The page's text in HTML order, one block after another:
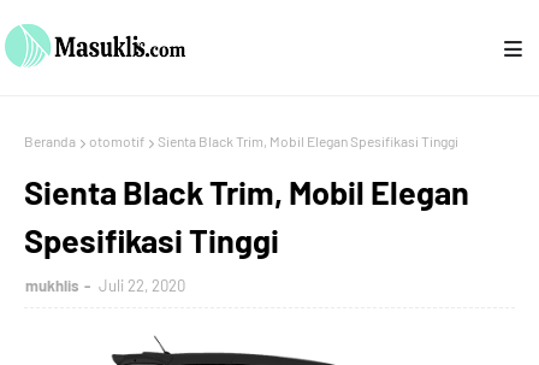
Beranda otomotif Sienta Black Trim, Mobil Elegan Spesifikasi Tinggi
Sienta Black Trim, Mobil Elegan
Spesifikasi Tinggi
mukhlis Juli 22, 2020